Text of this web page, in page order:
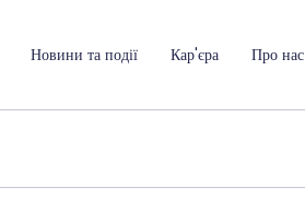
Новини та події Кар'єра Про нас